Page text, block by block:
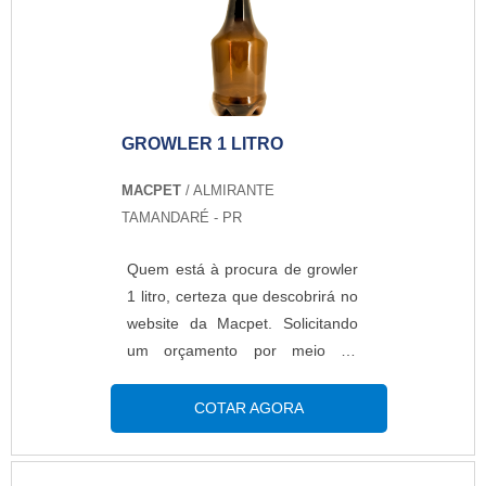
uma empresa comprometida
com seus serviços quando
tratamos do segmento de gráfico
de tags e embalagens. A
qualidade final para fidelização
duradouras.REFERÊNCIA DE
Top Quality tem o que há de
melhor no mercado de gráfico de
tags e embalagens. É sempre a
opção mais confiável,
GROWLER 1 LITRO
MACPET/ ALMIRANTE
TAMANDARÉ - PR
Quem está à procura de growler
1 litro, certeza que descobrirá no
website da Macpet. Solicitando
um orçamento por meio da
melhor referência em qualidade.
Quando o desejo é por growler 1
litro, na Macpet conseguirá
COTAR AGORA